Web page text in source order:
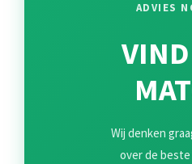
ADVIES
Wij denken
over de